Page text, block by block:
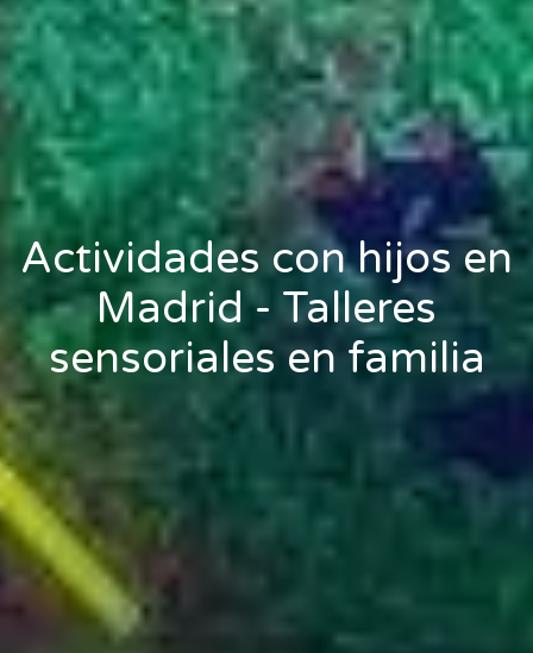
Actividades con hijos en
Madrid - Talleres
sensoriales en familia